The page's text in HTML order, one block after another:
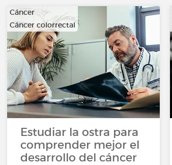
Cáncer
Cáncer colorrectal
…
Estudiar la ostra para
comprender mejor el
desarrollo del cáncer